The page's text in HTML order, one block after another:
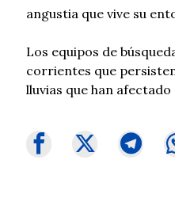
angustia que vive su
Los equipos de
corrientes que
lluvias que han